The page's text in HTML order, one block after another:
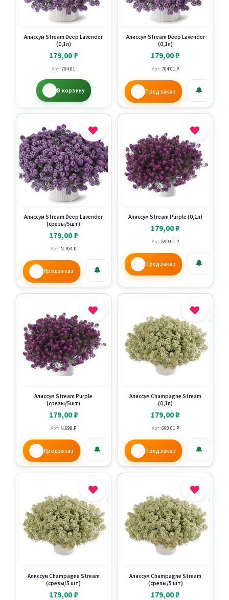
Алиссум Stream Deep Lavender
(0,1л)
179,00 ₽
Арт:704.01
В корзину
Алиссум Stream Deep Lavender
(0,1л)
179,00 ₽
Арт:704.01.P
Предзаказ 🔔
Алиссум Stream Deep Lavender
(срезы/5шт)
179,00 ₽
Арт: N.704.P
Предзаказ 🔔
Алиссум Stream Purple (0,1л)
179,00 ₽
Арт:699.01.P
Предзаказ 🔔
Алиссум Stream Purple
(срезы/5шт)
179,00 ₽
Арт: N.699.P
Предзаказ 🔔
Алиссум Сhampagne Stream
(0,1л)
179,00 ₽
Арт:698.01.P
Предзаказ 🔔
Алиссум Сhampagne Stream
(срезы/5 шт)
179,00 ₽
Алиссум Сhampagne Stream
(срезы/5 шт)
179,00 ₽